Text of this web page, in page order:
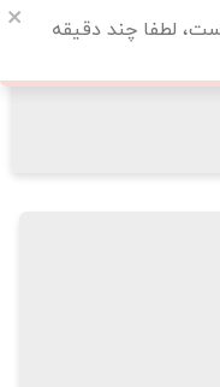
لطفا چند دقیقه